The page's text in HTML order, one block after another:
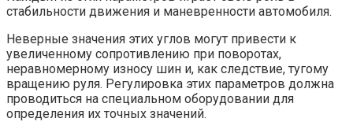
стабильности движения и маневренности автомобиля.
Неверные значения этих углов могут привести к
увеличенному сопротивлению при поворотах,
неравномерному износу шин и, как следствие, тугому
вращению руля. Регулировка этих параметров должна
проводиться на специальном оборудовании для
определения их точных значений.